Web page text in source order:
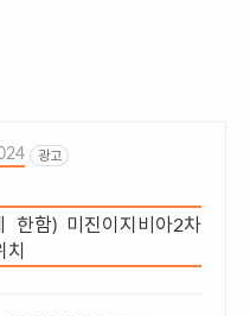
광고
한함) 미진이지비아2차